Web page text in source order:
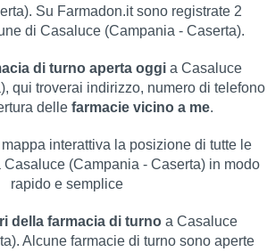
Su Farmadon.it sono registrate 2
di Casaluce (Campania - Caserta).
di turno aperta oggia Casaluce
qui troverai indirizzo, numero di telefono
delle farmacie vicino a me.
interattiva la posizione di tutte le
(Campania - Caserta) in modo
rapido e semplice
della farmacia di turno a Casaluce
Alcune farmacie di turno sono aperte